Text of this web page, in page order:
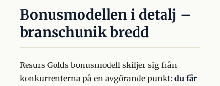
Bonusmodellen i detalj –
branschunik bredd
Resurs Golds bonusmodell skiljer sig från
konkurrenterna på en avgörande punkt: du får